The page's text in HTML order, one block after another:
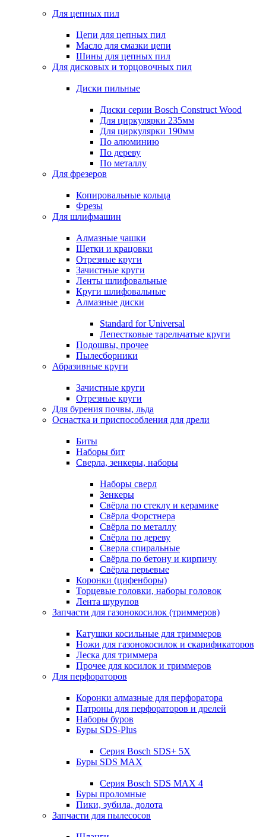
Для цепных пил
Цепи для цепных пил
Масло для смазки цепи
Шины для цепных пил
Для дисковых и торцовочных пил
Диски пильные
Диски серии Bosch Construct Wood
Для циркулярки 235мм
Для циркулярки 190мм
По алюминию
По дереву
По металлу
Для фрезеров
Копировальные кольца
Фрезы
Для шлифмашин
Алмазные чашки
Щетки и крацовки
Отрезные круги
Зачистные круги
Ленты шлифовальные
Круги шлифовальные
Алмазные диски
Standard for Universal
Лепестковые тарельчатые круги
Подошвы, прочее
Пылесборники
Абразивные круги
Зачистные круги
Отрезные круги
Для бурения почвы, льда
Оснастка и приспособления для дрели
Биты
Наборы бит
Сверла, зенкеры, наборы
Наборы сверл
Зенкеры
Свёрла по стеклу и керамике
Свёрла Форстнера
Свёрла по металлу
Свёрла по дереву
Сверла спиральные
Свёрла по бетону и кирпичу
Свёрла перьевые
Коронки (цифенборы)
Торцевые головки, наборы головок
Лента шурупов
Запчасти для газонокосилок (триммеров)
Катушки косильные для триммеров
Ножи для газонокосилок и скарификаторов
Леска для триммера
Прочее для косилок и триммеров
Для перфораторов
Коронки алмазные для перфоратора
Патроны для перфораторов и дрелей
Наборы буров
Буры SDS-Plus
Серия Bosch SDS+ 5X
Буры SDS MAX
Серия Bosch SDS MAX 4
Буры проломные
Пики, зубила, долота
Запчасти для пылесосов